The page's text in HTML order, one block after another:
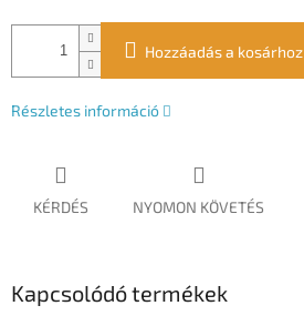
Hozzáadás a kosárhoz
Részletes információ
KÉRDÉS NYOMON KÖVETÉS
Kapcsolódó termékek